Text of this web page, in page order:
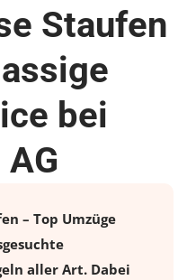
Staufen
bei
– Top Umzüge
aller Art. Dabei